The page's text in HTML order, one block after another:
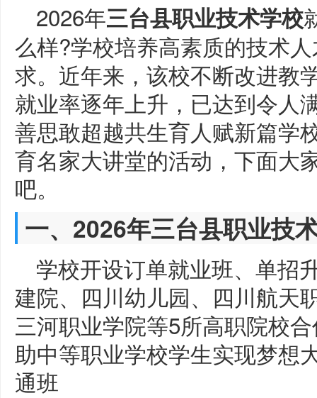
2026年三台县职业技术学校
么样?学校培养高素质的技术
求。近年来，该校不断改进教
就业率逐年上升，已达到令人
善思敢超越共生育人赋新篇学
育名家大讲堂的活动，下面大
吧。
一、2026年三台县职业技
学校开设订单就业班、单招
建院、四川幼儿园、四川航天
三河职业学院等5所高职院校
助中等职业学校学生实现梦想
通班